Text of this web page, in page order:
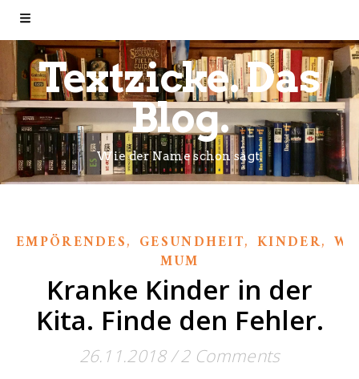
Textzicke. Das
Blog.
Wie der Name schon sagt.
EMPÖRENDES, GESUNDHEIT, KINDER,
MUM
Kranke Kinder in der
Kita. Finde den Fehler.
26.11.2018/ 2 Comments